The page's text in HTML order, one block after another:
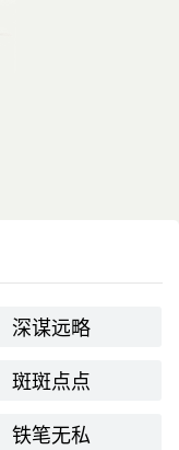
深谋远略
斑斑点点
铁笔无私